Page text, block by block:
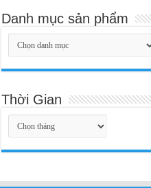
Danh mục sản phẩm
Thời Gian
Thời
Gian